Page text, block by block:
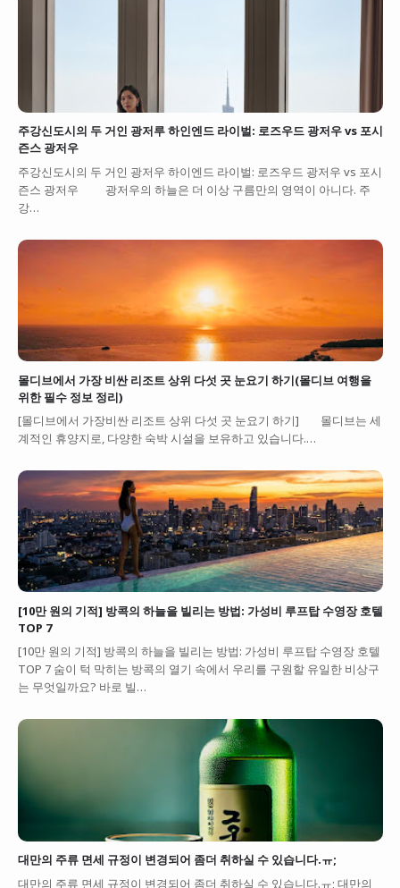
주강신도시의 두 거인 광저루 하인엔드 라이벌: 로즈우드 광저우 vs 포시
즌스 광저우
주강신도시의 두 거인 광저우 하이엔드 라이벌: 로즈우드 광저우 vs 포시
즌스 광저우 광저우의 하늘은 더 이상 구름만의 영역이 아니다. 주
강…
몰디브에서 가장 비싼 리조트 상위 다섯 곳 눈요기 하기(몰디브 여행을
위한 필수 정보 정리)
[몰디브에서 가장비싼 리조트 상위 다섯 곳 눈요기 하기] 몰디브는 세
계적인 휴양지로, 다양한 숙박 시설을 보유하고 있습니다.…
[10만 원의 기적] 방콕의 하늘을 빌리는 방법: 가성비 루프탑 수영장 호텔
TOP 7
[10만 원의 기적] 방콕의 하늘을 빌리는 방법: 가성비 루프탑 수영장 호텔
TOP 7 숨이 턱 막히는 방콕의 열기 속에서 우리를 구원할 유일한 비상구
는 무엇일까요? 바로 빌…
대만의 주류 면세 규정이 변경되어 좀더 취하실 수 있습니다.ㅠ;
대만의 주류 면세 규정이 변경되어 좀더 취하실 수 있습니다.ㅠ; 대만의